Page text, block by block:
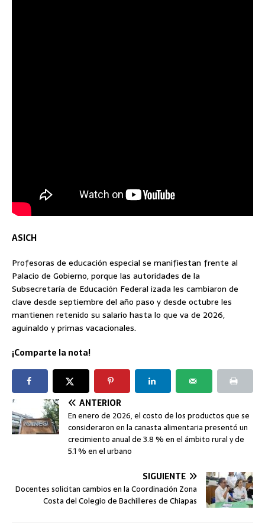
ASICH
Profesoras de educación especial se manifiestan frente al
Palacio de Gobierno, porque las autoridades de la
Subsecretaría de Educación Federal izada les cambiaron de
clave desde septiembre del año paso y desde octubre les
mantienen retenido su salario hasta lo que va de 2026,
aguinaldo y primas vacacionales.
¡Comparte la nota!
ANTERIOR
En enero de 2026, el costo de los productos que se
consideraron en la canasta alimentaria presentó un
crecimiento anual de 3.8 % en el ámbito rural y de
5.1 % en el urbano
SIGUIENTE
Docentes solicitan cambios en la Coordinación Zona
Costa del Colegio de Bachilleres de Chiapas